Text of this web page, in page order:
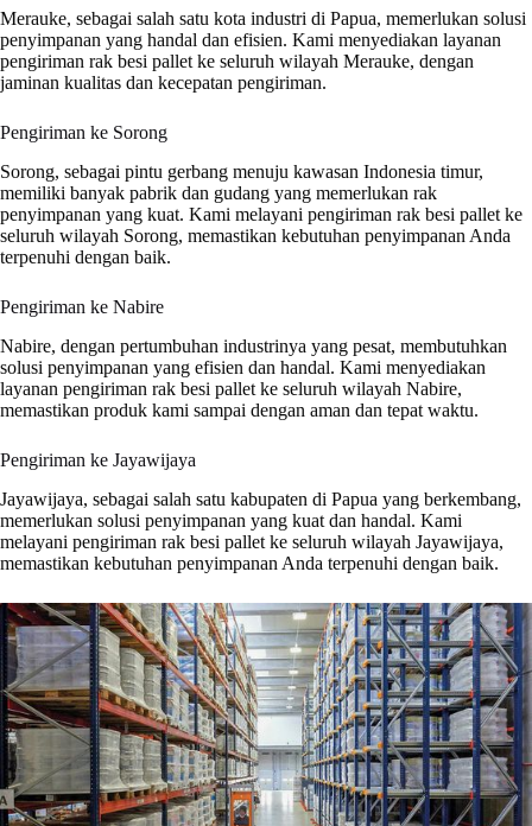
Merauke, sebagai salah satu kota industri di Papua, memerlukan solusi
penyimpanan yang handal dan efisien. Kami menyediakan layanan
pengiriman rak besi pallet ke seluruh wilayah Merauke, dengan
jaminan kualitas dan kecepatan pengiriman.
Pengiriman ke Sorong
Sorong, sebagai pintu gerbang menuju kawasan Indonesia timur,
memiliki banyak pabrik dan gudang yang memerlukan rak
penyimpanan yang kuat. Kami melayani pengiriman rak besi pallet ke
seluruh wilayah Sorong, memastikan kebutuhan penyimpanan Anda
terpenuhi dengan baik.
Pengiriman ke Nabire
Nabire, dengan pertumbuhan industrinya yang pesat, membutuhkan
solusi penyimpanan yang efisien dan handal. Kami menyediakan
layanan pengiriman rak besi pallet ke seluruh wilayah Nabire,
memastikan produk kami sampai dengan aman dan tepat waktu.
Pengiriman ke Jayawijaya
Jayawijaya, sebagai salah satu kabupaten di Papua yang berkembang,
memerlukan solusi penyimpanan yang kuat dan handal. Kami
melayani pengiriman rak besi pallet ke seluruh wilayah Jayawijaya,
memastikan kebutuhan penyimpanan Anda terpenuhi dengan baik.